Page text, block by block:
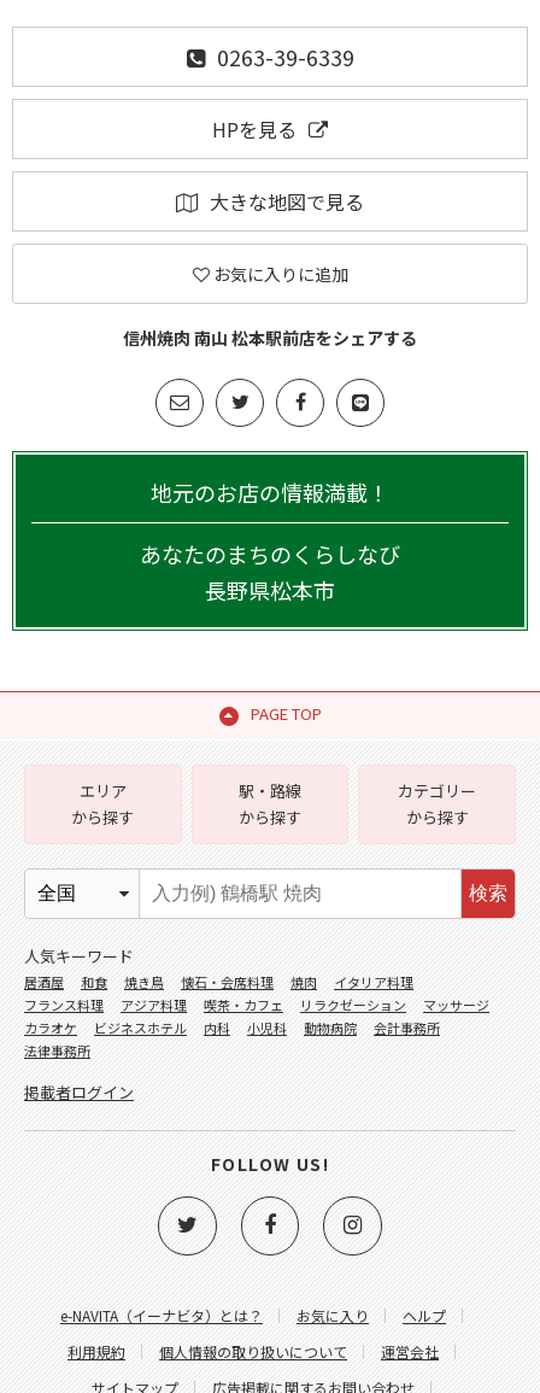
0263-39-6339
HPを見る
大きな地図で見る
お気に入りに追加
信州焼肉 南山 松本駅前店をシェアする
地元のお店の情報満載！
あなたのまちのくらしなび
長野県松本市
PAGE TOP
e-NAVITA（イーナビタ）とは？ お気に入り
ヘルプ
利用規約
個人情報の取り扱いについて
運営会社
サイトマップ
広告掲載に関するお問い合わせ
エリア
から探す
駅・路線
から探す
カテゴリー
から探す
検索
人気キーワード
居酒屋 和食 焼き鳥 懐石・会席料理 焼肉
イタリア料理
フランス料理
アジア料理 喫茶・カフェ リラクゼーション
マッサージ
カラオケ
ビジネスホテル 内科 小児科 動物病院
会計事務所
法律事務所
掲載者ログイン
FOLLOW US!